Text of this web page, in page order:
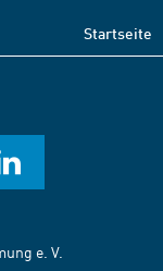
Startseite
e. V.